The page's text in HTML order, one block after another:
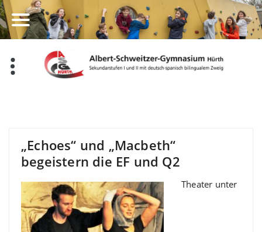
Zum
Inhalt
springen
„Echoes“ und „Macbeth“
begeistern die EF und Q2
Theater unter